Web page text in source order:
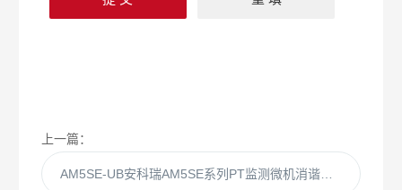
上一篇：